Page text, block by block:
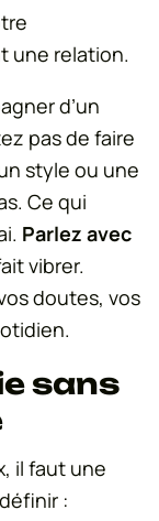
une relation.
d’un
pas de faire
style ou une
Ce qui
Parlez avec
vibrer.
doutes, vos
sans
il faut une
: